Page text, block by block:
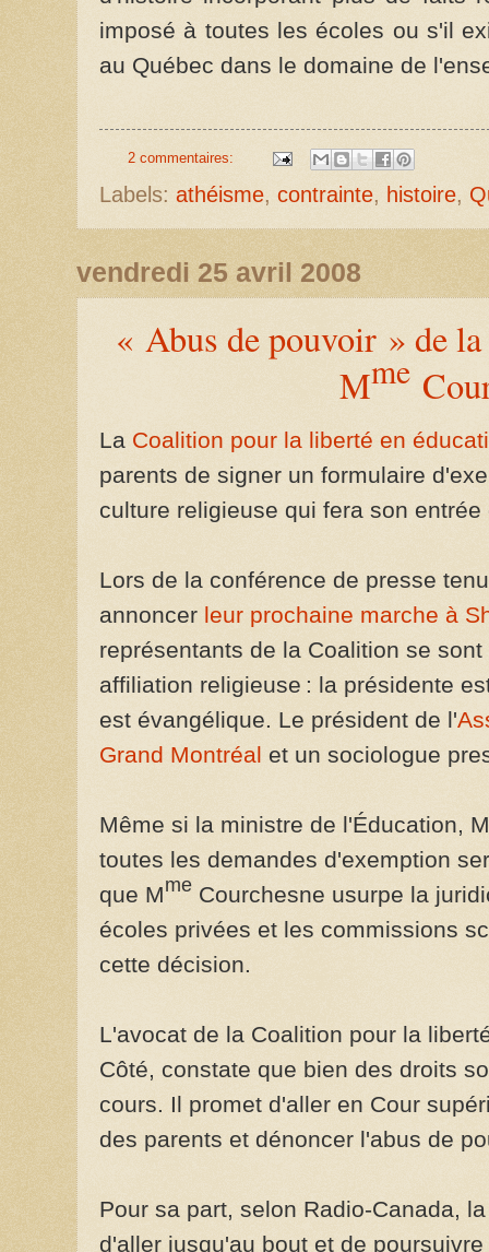
imposé à toutes les écoles ou s'il
au Québec dans le domaine de
2 commentaires:
Labels: athéisme, contrainte, histoire,
vendredi 25 avril 2008
« Abus de pouvoir » de
Mme
La Coalition pour la liberté en
parents de signer un formulaire
culture religieuse qui fera son
Lors de la conférence de presse
annoncer leur prochaine marche à
représentants de la Coalition se
affiliation religieuse : la présidente
est évangélique. Le président de l'
Grand Montréal et un sociologue
Même si la ministre de l'Éducation, M
toutes les demandes d'exemption
que Mme Courchesne usurpe la
écoles privées et les commissions
cette décision.
L'avocat de la Coalition pour la
Côté, constate que bien des droits
cours. Il promet d'aller en Cour
des parents et dénoncer l'abus de
Pour sa part, selon Radio-Canada,
d'aller jusqu'au bout et de